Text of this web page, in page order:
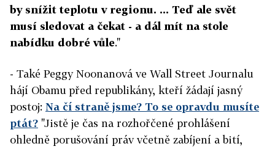
by snížit teplotu v regionu. ... Teď ale svět
musí sledovat a čekat - a dál mít na stole
nabídku dobré vůle."
- Také Peggy Noonanová ve Wall Street Journalu
hájí Obamu před republikány, kteří žádají jasný
postoj: Na čí straně jsme? To se opravdu musíte
ptát? "Jistě je čas na rozhořčené prohlášení
ohledně porušování práv včetně zabíjení a bití,